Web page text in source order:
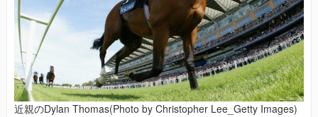
近親のDylan Thomas(Photo by Christopher Lee_Getty Images)